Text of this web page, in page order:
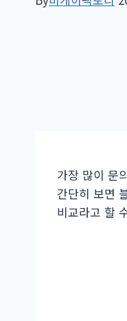
가장 많이 문
간단히 보면
비교라고 할